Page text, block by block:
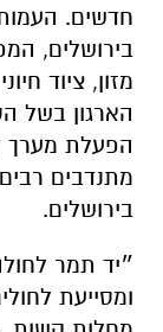
חדשים.
בירושלים,
מזון, ציוד
הארגון בשל
הפעלת מערך
מתנדבים
בירושלים.
ומסייעת